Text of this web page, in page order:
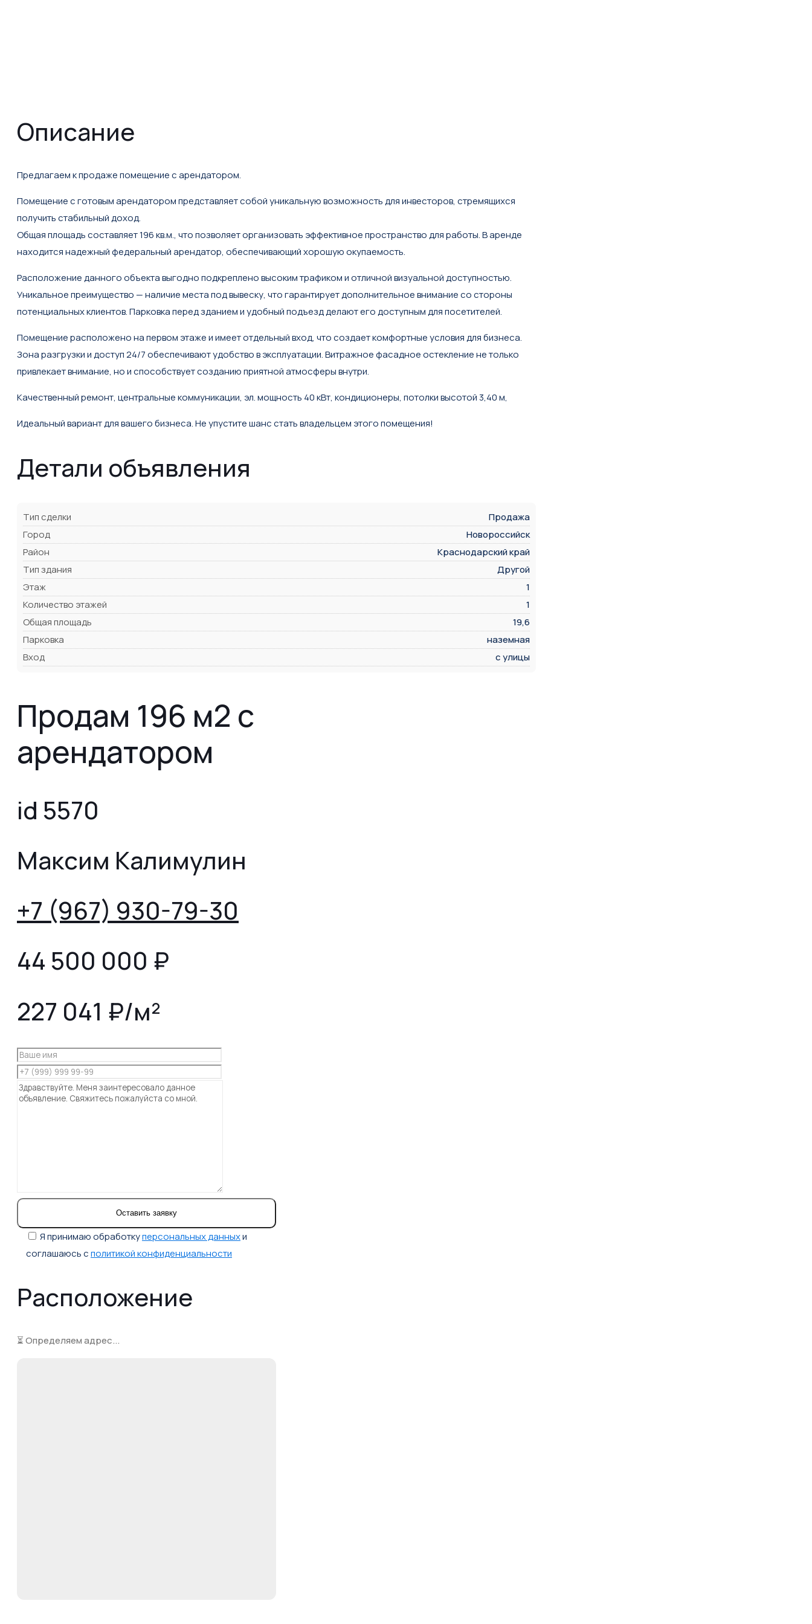
Описание
Предлагаем к продаже помещение с арендатором.
Помещение с готовым арендатором представляет собой уникальную возможность для инвесторов, стремящихся
получить стабильный доход.
Общая площадь составляет 196 кв.м., что позволяет организовать эффективное пространство для работы. В аренде
находится надежный федеральный арендатор, обеспечивающий хорошую окупаемость.
Расположение данного объекта выгодно подкреплено высоким трафиком и отличной визуальной доступностью.
Уникальное преимущество — наличие места под вывеску, что гарантирует дополнительное внимание со стороны
потенциальных клиентов. Парковка перед зданием и удобный подъезд делают его доступным для посетителей.
Помещение расположено на первом этаже и имеет отдельный вход, что создает комфортные условия для бизнеса.
Зона разгрузки и доступ 24/7 обеспечивают удобство в эксплуатации. Витражное фасадное остекление не только
привлекает внимание, но и способствует созданию приятной атмосферы внутри.
Качественный ремонт, центральные коммуникации, эл. мощность 40 кВт, кондиционеры, потолки высотой 3,40 м,
Идеальный вариант для вашего бизнеса. Не упустите шанс стать владельцем этого помещения!
Детали объявления
Тип сделки
Продажа
Город
Новороссийск
Район
Краснодарский край
Тип здания
Другой
Этаж
1
Количество этажей
1
Общая площадь
19,6
Парковка
наземная
Вход
с улицы
Продам 196 м2 с
арендатором
id 5570
Максим Калимулин
+7 (967) 930-79-30
44 500 000 ₽
227 041 ₽/м²
Я принимаю обработкуперсональных данныхи
соглашаюсь сполитикой конфиденциальности
Расположение
⏳ Определяем адрес...